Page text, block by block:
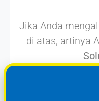
Jika Anda
di atas, artinya